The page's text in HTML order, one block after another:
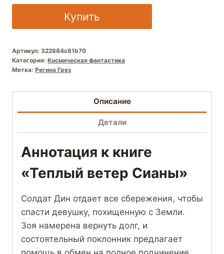
Купить
Артикул: 322884c81b70
Категория: Космическая фантастика
Метка: Регина Грез
Описание
Детали
Аннотация к книге
«Теплый ветер Сианы»
Солдат Дин отдает все сбережения, чтобы
спасти девушку, похищенную с Земли.
Зоя намерена вернуть долг, и
состоятельный поклонник предлагает